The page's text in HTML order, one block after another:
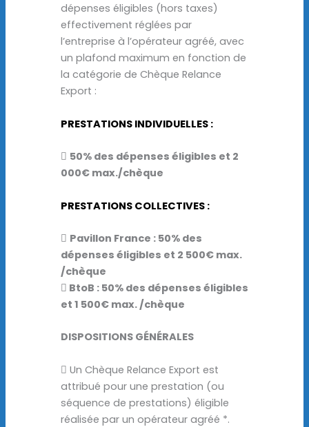
dépenses éligibles (hors taxes)
effectivement réglées par
l’entreprise à l’opérateur agréé, avec
un plafond maximum en fonction de
la catégorie de Chèque Relance
Export :
PRESTATIONS INDIVIDUELLES :
 50% des dépenses éligibles et 2
000€ max./chèque
PRESTATIONS COLLECTIVES :
 Pavillon France : 50% des
dépenses éligibles et 2 500€ max.
/chèque
 BtoB : 50% des dépenses éligibles
et 1 500€ max. /chèque
DISPOSITIONS GÉNÉRALES
 Un Chèque Relance Export est
attribué pour une prestation (ou
séquence de prestations) éligible
réalisée par un opérateur agréé *.